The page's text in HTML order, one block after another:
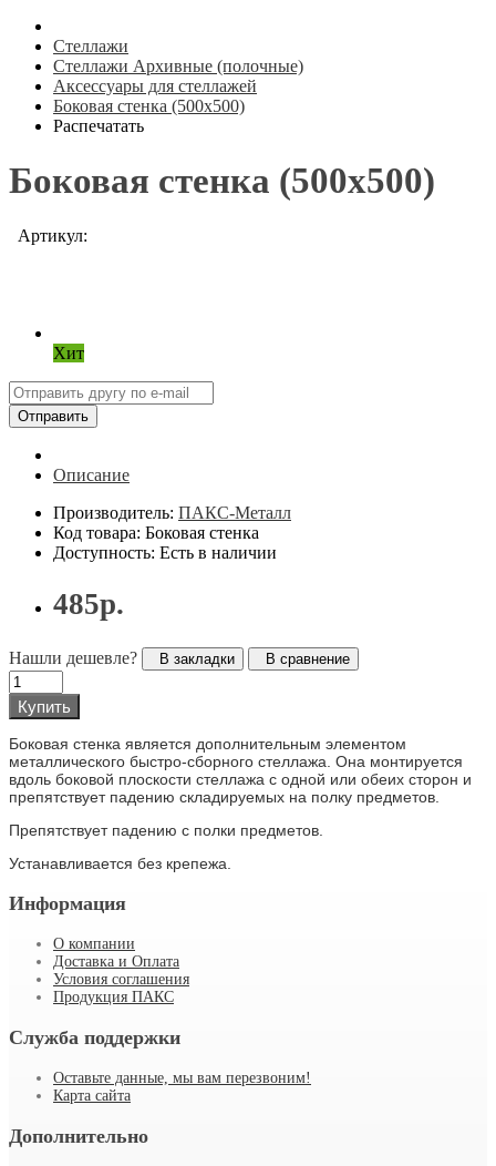
Стеллажи
Стеллажи Архивные (полочные)
Аксессуары для стеллажей
Боковая стенка (500х500)
Распечатать
Боковая стенка (500х500)
Артикул:
Хит
Отправить
Описание
Производитель: ПАКС-Металл
Код товара: Боковая стенка
Доступность: Есть в наличии
485р.
Нашли дешевле? В закладки В сравнение
Купить
Боковая стенка является дополнительным элементом
металлического быстро-сборного стеллажа. Она монтируется
вдоль боковой плоскости стеллажа с одной или обеих сторон и
препятствует падению складируемых на полку предметов.
Препятствует падению с полки предметов.
Устанавливается без крепежа.
Информация
О компании
Доставка и Оплата
Условия соглашения
Продукция ПАКС
Служба поддержки
Оставьте данные, мы вам перезвоним!
Карта сайта
Дополнительно